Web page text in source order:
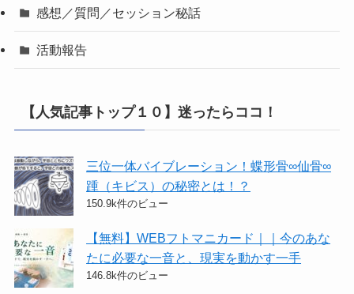
感想／質問／セッション秘話
活動報告
【人気記事トップ１０】迷ったらココ！
三位一体バイブレーション！蝶形骨∞仙骨∞
踵（キビス）の秘密とは！？
150.9k件のビュー
【無料】WEBフトマニカード｜｜今のあな
たに必要な一音と、現実を動かす一手
146.8k件のビュー